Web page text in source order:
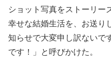
ショット写真をストーリー
幸せな結婚生活を、お送り
知らせで大変申し訳ないで
です！」と呼びかけた。